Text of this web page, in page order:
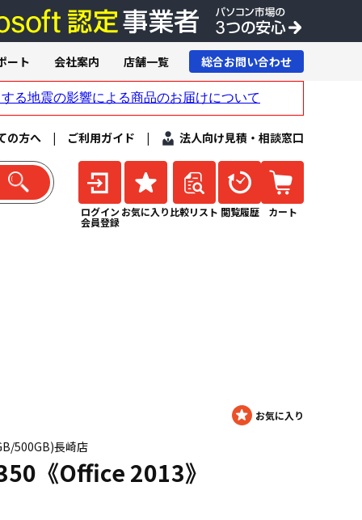
の方へ | ご利用ガイド | 法人向け見積・相談窓口
ログイン
会員登録
お気に入り 比較リスト 閲覧履歴 カート
ート 会社案内 店舗一覧 総合お問い合わせ
500GB)長崎店
《Office 2013》